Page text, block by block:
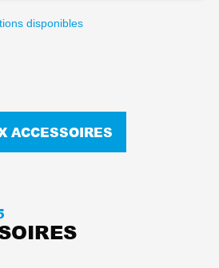
disponibles
ACCESSOIRES